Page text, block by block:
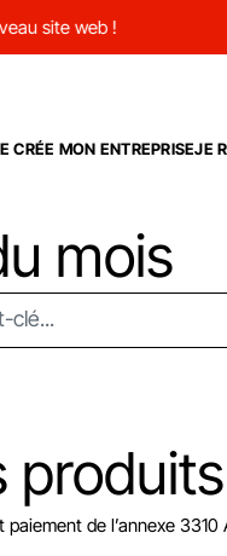
site web !
CRÉE MON ENTREPRISEJE
mois
de l’annexe